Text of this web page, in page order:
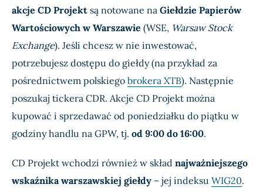
akcje CD Projekt są notowane na Giełdzie Papierów
Wartościowych w Warszawie (WSE, Warsaw Stock
Exchange). Jeśli chcesz w nie inwestować,
potrzebujesz dostępu do giełdy (na przykład za
pośrednictwem polskiego brokera XTB). Następnie
poszukaj tickera CDR. Akcje CD Projekt można
kupować i sprzedawać od poniedziałku do piątku w
godziny handlu na GPW, tj. od 9:00 do 16:00.
CD Projekt wchodzi również w skład najważniejszego
wskaźnika warszawskiej giełdy – jej indeksu WIG20.